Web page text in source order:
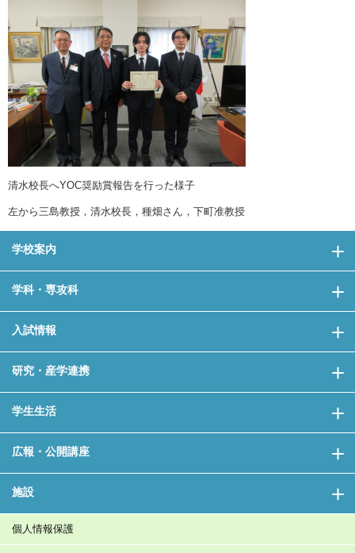
清水校長へYOC奨励賞報告を行った様子
左から三島教授，清水校長，種畑さん，下町准教授
学校案内
学科・専攻科
入試情報
研究・産学連携
学生生活
広報・公開講座
施設
個人情報保護